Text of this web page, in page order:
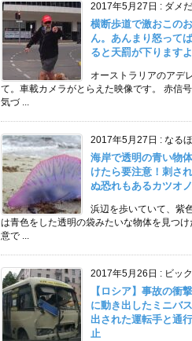
2017年5月27日 : ダメ
横断歩道で激おこの
ん。あんまり怒って
ると天罰が下りますよ
オーストラリアのアデ
て。車載カメラがとらえた映像です。 赤信
気づ ...
2017年5月27日 : なる
海岸で透明の青い物
けたら要注意！刺さ
ぬ恐れもあるカツオ
浜辺を歩いていて、紫
は青色をした透明の袋みたいな物体を見つけ
意で ...
2017年5月26日 : ビッ
【ロシア】事故の衝
に動き出したミニバ
出された運転手と通
止